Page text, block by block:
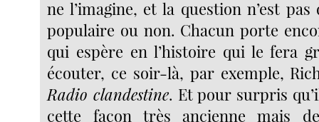
ne l’imagine, et la question n’est pas
populaire ou non. Chacun porte
qui espère en l’histoire qui le fera
écouter, ce soir-là, par exemple,
Radio clandestine. Et pour surpris
cette façon très ancienne mais